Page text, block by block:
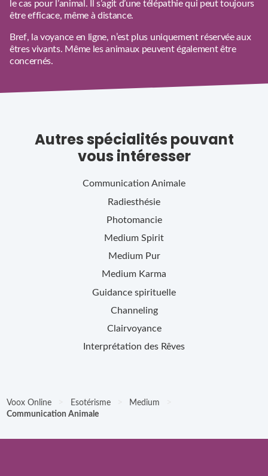
le cas pour l’animal. Il s’agit d’une télépathie qui peut toujours
être efficace, même à distance.
Bref, la voyance en ligne, n’est plus uniquement réservée aux
êtres vivants. Même les animaux peuvent également être
concernés.
Autres spécialités pouvant
vous intéresser
Communication Animale
Radiesthésie
Photomancie
Medium Spirit
Medium Pur
Medium Karma
Guidance spirituelle
Channeling
Clairvoyance
Interprétation des Rêves
Voox Online Esotérisme Medium
Communication Animale